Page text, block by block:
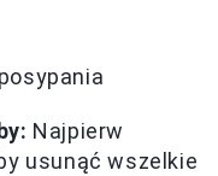
Najpierw
usunąć wszelkie